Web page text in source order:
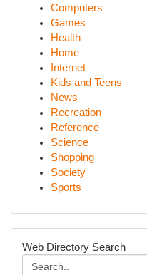
Computers
Games
Health
Home
Internet
Kids and Teens
News
Recreation
Reference
Science
Shopping
Society
Sports
Web Directory Search